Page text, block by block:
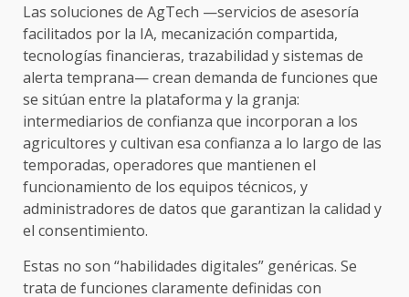
Las soluciones de AgTech —servicios de asesoría
facilitados por la IA, mecanización compartida,
tecnologías financieras, trazabilidad y sistemas de
alerta temprana— crean demanda de funciones que
se sitúan entre la plataforma y la granja:
intermediarios de confianza que incorporan a los
agricultores y cultivan esa confianza a lo largo de las
temporadas, operadores que mantienen el
funcionamiento de los equipos técnicos, y
administradores de datos que garantizan la calidad y
el consentimiento.
Estas no son “habilidades digitales” genéricas. Se
trata de funciones claramente definidas con